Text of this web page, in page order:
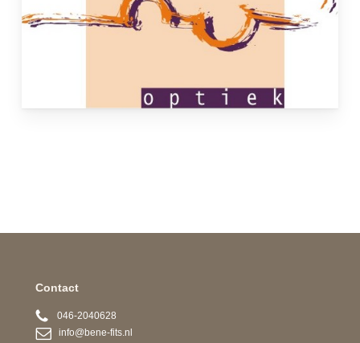
Contact
046-2040628
info@bene-fits.nl